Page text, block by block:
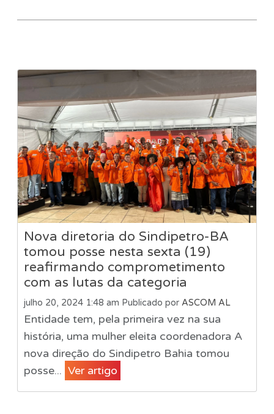
Nova diretoria do Sindipetro-BA
tomou posse nesta sexta (19)
reafirmando comprometimento
com as lutas da categoria
julho 20, 2024 1:48 am Publicado por ASCOM AL
Entidade tem, pela primeira vez na sua
história, uma mulher eleita coordenadora A
nova direção do Sindipetro Bahia tomou
posse... Ver artigo